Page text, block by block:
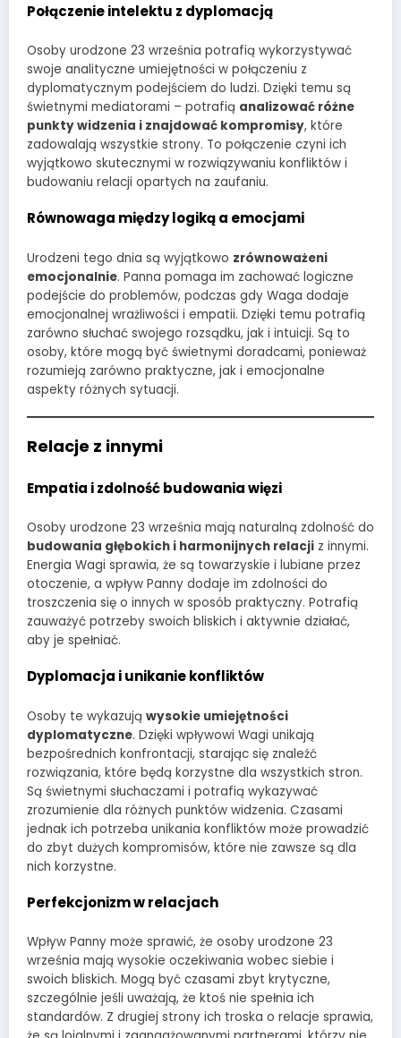
Połączenie intelektu z dyplomacją
Osoby urodzone 23 września potrafią wykorzystywać
swoje analityczne umiejętności w połączeniu z
dyplomatycznym podejściem do ludzi. Dzięki temu są
świetnymi mediatorami – potrafią analizować różne
punkty widzenia i znajdować kompromisy, które
zadowalają wszystkie strony. To połączenie czyni ich
wyjątkowo skutecznymi w rozwiązywaniu konfliktów i
budowaniu relacji opartych na zaufaniu.
Równowaga między logiką a emocjami
Urodzeni tego dnia są wyjątkowo zrównoważeni
emocjonalnie. Panna pomaga im zachować logiczne
podejście do problemów, podczas gdy Waga dodaje
emocjonalnej wrażliwości i empatii. Dzięki temu potrafią
zarówno słuchać swojego rozsądku, jak i intuicji. Są to
osoby, które mogą być świetnymi doradcami, ponieważ
rozumieją zarówno praktyczne, jak i emocjonalne
aspekty różnych sytuacji.
Relacje z innymi
Empatia i zdolność budowania więzi
Osoby urodzone 23 września mają naturalną zdolność do
budowania głębokich i harmonijnych relacji z innymi.
Energia Wagi sprawia, że są towarzyskie i lubiane przez
otoczenie, a wpływ Panny dodaje im zdolności do
troszczenia się o innych w sposób praktyczny. Potrafią
zauważyć potrzeby swoich bliskich i aktywnie działać,
aby je spełniać.
Dyplomacja i unikanie konfliktów
Osoby te wykazują wysokie umiejętności
dyplomatyczne. Dzięki wpływowi Wagi unikają
bezpośrednich konfrontacji, starając się znaleźć
rozwiązania, które będą korzystne dla wszystkich stron.
Są świetnymi słuchaczami i potrafią wykazywać
zrozumienie dla różnych punktów widzenia. Czasami
jednak ich potrzeba unikania konfliktów może prowadzić
do zbyt dużych kompromisów, które nie zawsze są dla
nich korzystne.
Perfekcjonizm w relacjach
Wpływ Panny może sprawić, że osoby urodzone 23
września mają wysokie oczekiwania wobec siebie i
swoich bliskich. Mogą być czasami zbyt krytyczne,
szczególnie jeśli uważają, że ktoś nie spełnia ich
standardów. Z drugiej strony ich troska o relacje sprawia,